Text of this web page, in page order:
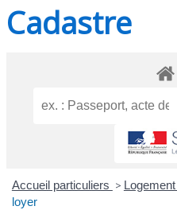
Cadastre
Accueil particuliers > Logement
loyer